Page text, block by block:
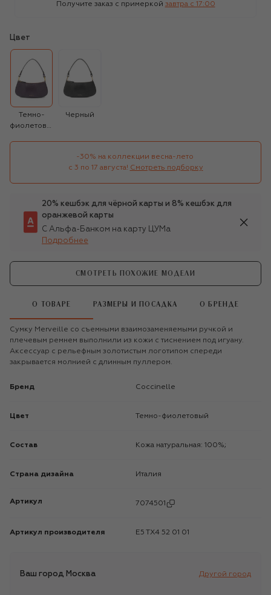
Получите заказ с примеркой завтра c 17:00
Цвет
Темно-
фиолетовый
Черный
-30% на коллекции весна-лето
с 3 по 17 августа! Смотреть подборку
20% кешбэк для чёрной карты и 8% кешбэк для
оранжевой карты
С Альфа-Банком на карту ЦУМа
Подробнее
СМОТРЕТЬ ПОХОЖИЕ МОДЕЛИ
О ТОВАРЕ РАЗМЕРЫ И ПОСАДКА О БРЕНДЕ
Сумку Merveille со съемными взаимозаменяемыми ручкой и
плечевым ремнем выполнили из кожи с тиснением под игуану.
Аксессуар с рельефным золотистым логотипом спереди
закрывается молнией с длинным пуллером.
Бренд Coccinelle
Цвет Темно-фиолетовый
Состав Кожа натуральная: 100%;
Страна дизайна Италия
Артикул 7074501
Артикул производителя E5 TX4 52 01 01
Ваш город Москва Другой город